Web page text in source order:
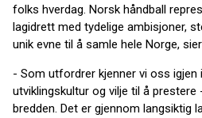
folks hverdag. Norsk håndball
lagidrett med tydelige ambisjoner,
unik evne til å samle hele Norge,
- Som utfordrer kjenner vi oss igjen
utviklingskultur og vilje til å prestere
bredden. Det er gjennom langsiktig